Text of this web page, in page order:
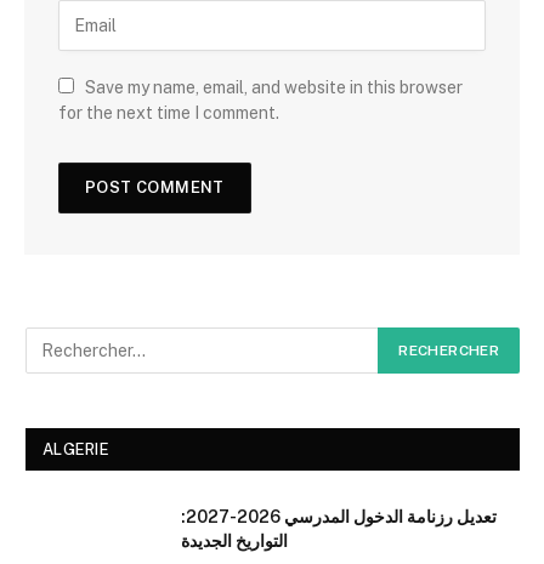
Save my name, email, and website in this browser
for the next time I comment.
ALGERIE
تعديل رزنامة الدخول المدرسي 2026-2027:
التواريخ الجديدة